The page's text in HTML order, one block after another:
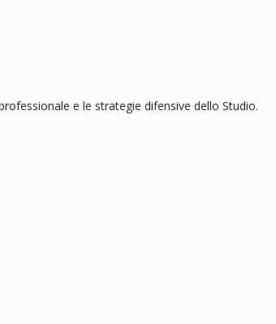
e le strategie difensive dello Studio.